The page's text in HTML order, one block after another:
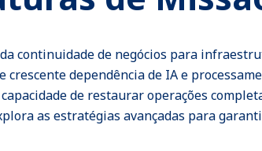
continuidade de negócios para
dependência de IA e
de restaurar operações
as estratégias avançadas para